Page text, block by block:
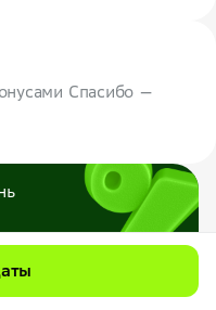
Спасибо —